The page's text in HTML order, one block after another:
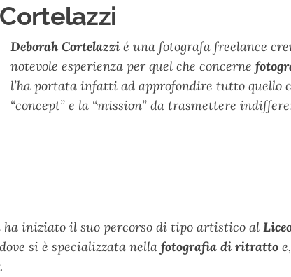
Deborah Cortelazzi é una fotografa freelance
notevole esperienza per quel che concerne
l’ha portata infatti ad approfondire tutto quello
“concept” e la “mission” da trasmettere
ha iniziato il suo percorso di tipo artistico al
si è specializzata nellafotografia di ritratto
.